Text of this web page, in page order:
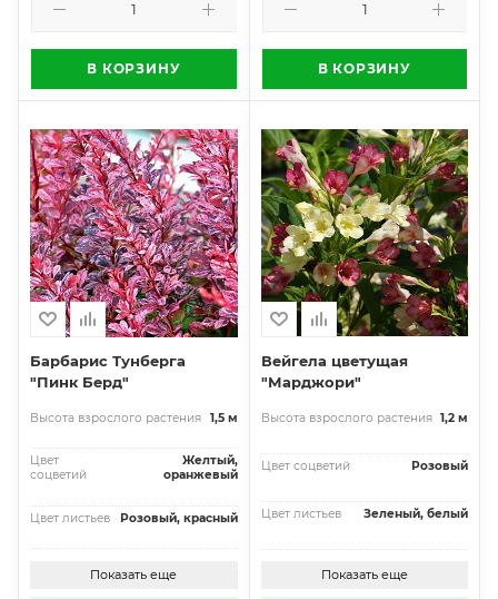
В КОРЗИНУ В КОРЗИНУ
Барбарис Тунберга
"Пинк Берд"
Высота взрослого растения 1,5 м
Цвет
соцветий
Желтый,
оранжевый
Цвет листьев Розовый, красный
Показать еще
Вейгела цветущая
"Марджори"
Высота взрослого растения 1,2 м
Цвет соцветий Розовый
Цвет листьев Зеленый, белый
Показать еще